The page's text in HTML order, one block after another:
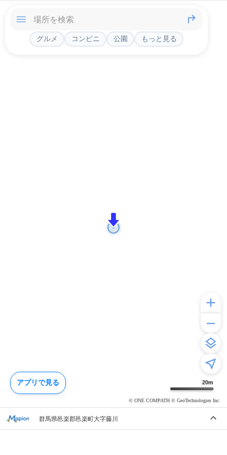
20m
© ONE COMPATH © GeoTechnologies Inc.
グルメ コンビニ 公園 もっと見る
群馬県邑楽郡邑楽町大字藤川
アプリで見る